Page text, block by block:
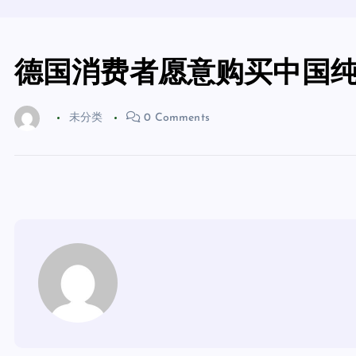
德国消费者愿意购买中国
未分类 0 Comments